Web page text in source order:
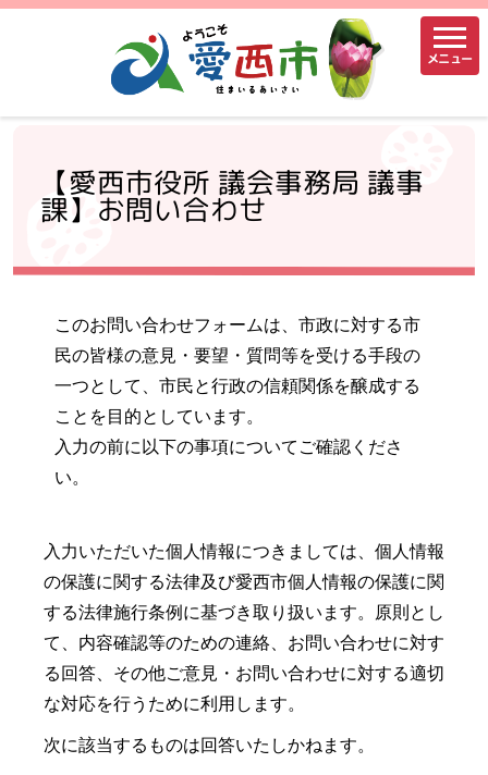
メニュー
【愛西市役所 議会事務局 議事
課】お問い合わせ
このお問い合わせフォームは、市政に対する市
民の皆様の意見・要望・質問等を受ける手段の
一つとして、市民と行政の信頼関係を醸成する
ことを目的としています。
入力の前に以下の事項についてご確認くださ
い。
入力いただいた個人情報につきましては、個人情報
の保護に関する法律及び愛西市個人情報の保護に関
する法律施行条例に基づき取り扱います。原則とし
て、内容確認等のための連絡、お問い合わせに対す
る回答、その他ご意見・お問い合わせに対する適切
な対応を行うために利用します。
次に該当するものは回答いたしかねます。